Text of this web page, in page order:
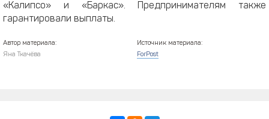
«Калипсо» и «Баркас». Предпринимателям также
гарантировали выплаты.
Автор материала:
Яна Ткачёва
Источник материала:
ForPost